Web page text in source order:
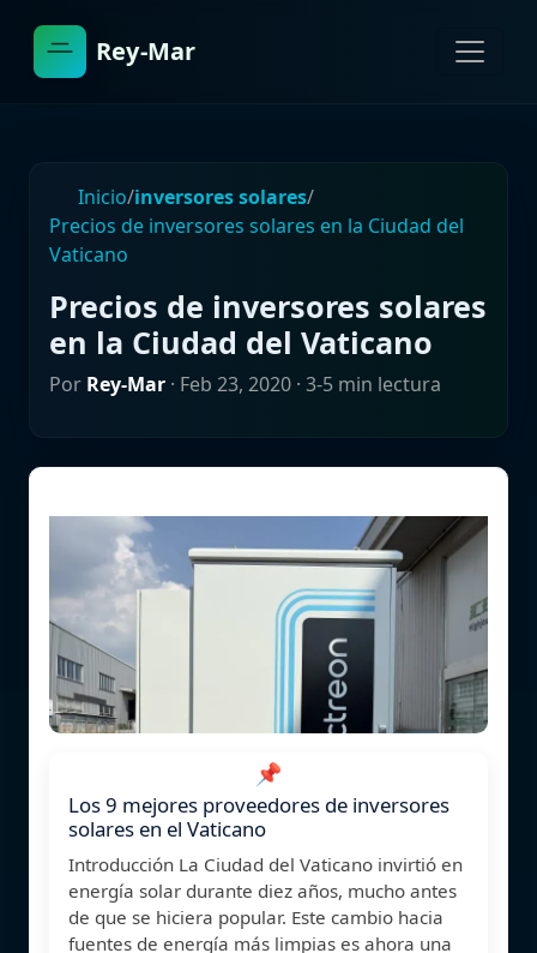
Rey-Mar
Inicio/inversores solares/
Precios de inversores solares en la Ciudad del
Vaticano
Precios de inversores solares
en la Ciudad del Vaticano
Por Rey-Mar · Feb 23, 2020 · 3-5 min lectura
📌
Los 9 mejores proveedores de inversores
solares en el Vaticano
Introducción La Ciudad del Vaticano invirtió en
energía solar durante diez años, mucho antes
de que se hiciera popular. Este cambio hacia
fuentes de energía más limpias es ahora una